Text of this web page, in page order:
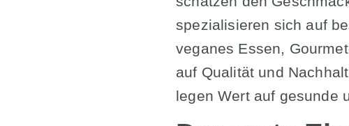
spezialisieren sich auf
veganes Essen,
auf Qualität und
legen Wert auf gesunde